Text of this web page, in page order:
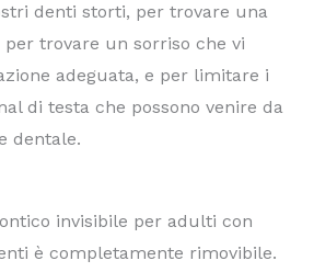
denti storti, per trovare una
trovare un sorriso che vi
adeguata, e per limitare i
di testa che possono venire da
dentale.
invisibile per adulti con
è completamente rimovibile.